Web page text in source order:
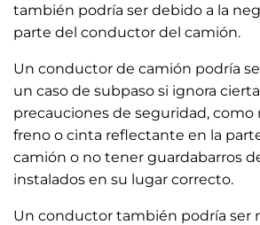
también podría ser debido a la
parte del conductor del camión.
Un conductor de camión podría
un caso de subpaso si ignora
precauciones de seguridad, como
freno o cinta reflectante en la
camión o no tener guardabarros
instalados en su lugar correcto.
Un conductor también podría ser